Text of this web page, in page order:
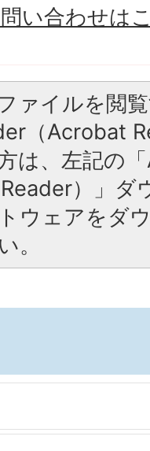
い合わせは
ァイルを閲
（Acrobat
は、左記の
）」ダ
ウェアをダ
。